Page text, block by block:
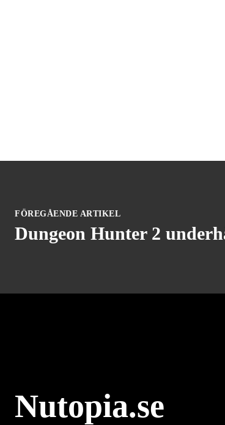
FÖREGÅENDE ARTIKEL
Dungeon Hunter 2
Nutopia.se